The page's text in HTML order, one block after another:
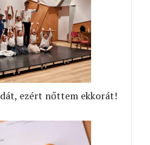
ezért nőttem ekkorát!